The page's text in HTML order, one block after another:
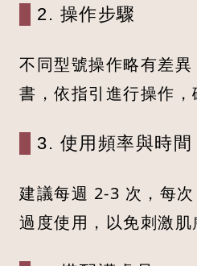
2. 操作步驟
不同型號操作略有差
書，依指引進行操作，
3. 使用頻率與時間
建議每週 2-3 次，每
過度使用，以免刺激肌